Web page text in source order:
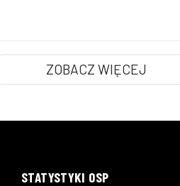
ZOBACZ WIĘCEJ
STATYSTYKI OSP